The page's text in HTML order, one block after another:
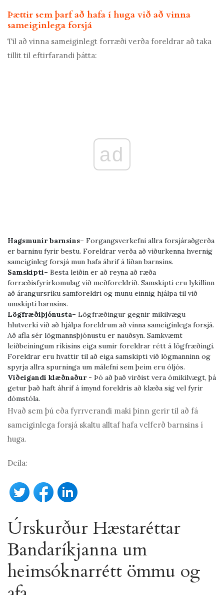
Þættir sem þarf að hafa í huga við að vinna
sameiginlega forsjá
Til að vinna sameiginlegt forræði verða foreldrar að taka
tillit til eftirfarandi þátta:
ad
Hagsmunir barnsins– Forgangsverkefni allra forsjáraðgerða
er barninu fyrir bestu. Foreldrar verða að viðurkenna hvernig
sameiginleg forsjá mun hafa áhrif á líðan barnsins.
Samskipti– Besta leiðin er að reyna að ræða
forræðisfyrirkomulag við meðforeldrið. Samskipti eru lykillinn
að árangursríku samforeldri og munu einnig hjálpa til við
umskipti barnsins.
Lögfræðiþjónusta– Lögfræðingur gegnir mikilvægu
hlutverki við að hjálpa foreldrum að vinna sameiginlega forsjá.
Að afla sér lögmannsþjónustu er nauðsyn. Samkvæmt
leiðbeiningum ríkisins eiga sumir foreldrar rétt á lögfræðingi.
Foreldrar eru hvattir til að eiga samskipti við lögmanninn og
spyrja allra spurninga um málefni sem þeim eru óljós.
Viðeigandi klæðnaður - Þó að það virðist vera ómikilvægt, þá
getur það haft áhrif á ímynd foreldris að klæða sig vel fyrir
dómstóla.
Hvað sem þú eða fyrrverandi maki þinn gerir til að fá
sameiginlega forsjá skaltu alltaf hafa velferð barnsins í
huga.
Deila:
Úrskurður Hæstaréttar
Bandaríkjanna um
heimsóknarrétt ömmu og